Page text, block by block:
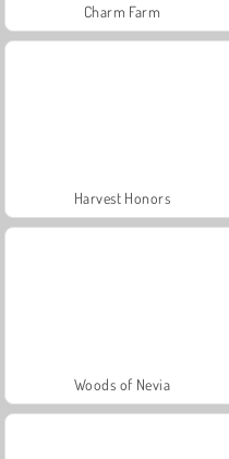
Charm Farm
Harvest Honors
Woods of Nevia